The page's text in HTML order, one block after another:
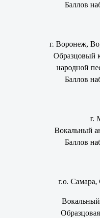
Баллов
г. Воронеж,
Образцовый
народной
Баллов
г.
Вокальный
Баллов
г.о. Самара,